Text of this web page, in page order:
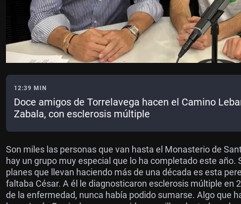
12:39 MIN
Doce amigos de Torrelavega hacen el Camino
Zabala, con esclerosis múltiple
Son miles las personas que van hasta el Monasterio de
hay un grupo muy especial que lo ha completado este año.
planes que llevan haciendo más de una década es esta
faltaba César. A él le diagnosticaron esclerosis múltiple en
de la enfermedad, nunca había podido sumarse. Algo que